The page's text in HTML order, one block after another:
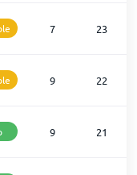
7 23
9 22
9 21